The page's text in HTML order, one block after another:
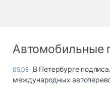
Автомобильные
05.08 В Петербурге
международных